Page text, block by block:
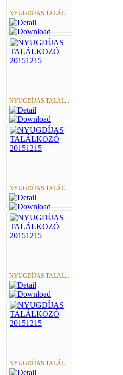
NYUGDÍJAS TALÁL...
NYUGDÍJAS TALÁL...
NYUGDÍJAS TALÁL...
NYUGDÍJAS TALÁL...
NYUGDÍJAS TALÁL...